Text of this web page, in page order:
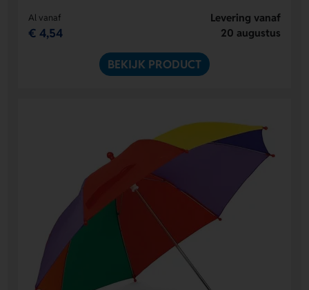
Al vanaf
€ 4,54
Levering vanaf
20 augustus
BEKIJK PRODUCT